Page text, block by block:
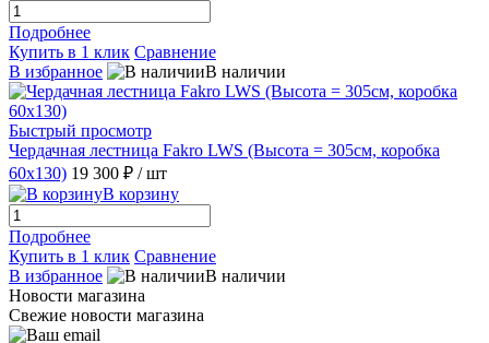
Подробнее
Купить в 1 клик Сравнение
В избранное
В наличии
Быстрый просмотр
Чердачная лестница Fakro LWS (Высота = 305см, коробка
60х130) 19 300 ₽ / шт
В корзину
Подробнее
Купить в 1 клик Сравнение
В избранное
В наличии
Новости магазина
Свежие новости магазина